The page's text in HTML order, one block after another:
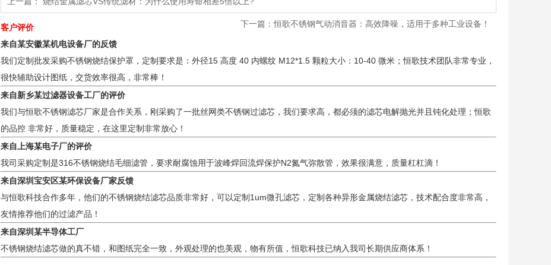
下一篇：恒歌不锈钢气动消音器：高效降噪，适用于多种工业设备！
客户评价
来自某安徽某机电设备厂的反馈
我们定制批发采购不锈钢烧结保护罩，定制要求是：外径15 高度 40 内螺纹 M12*1.5 颗粒大小：10-40 微米；恒歌技术团队非常专业，
很快辅助设计图纸，交货效率很高，非常棒！
来自新乡某过滤器设备工厂的评价
我们与恒歌不锈钢滤芯厂家是合作关系，刚采购了一批丝网类不锈钢过滤芯，我们要求高，都必须的滤芯电解抛光并且钝化处理；恒歌
的品控 非常好，质量稳定，在这里定制非常放心！
来自上海某电子厂的评价
我司采购定制是316不锈钢烧结毛细滤管，要求耐腐蚀用于波峰焊回流焊保护N2氮气弥散管，效果很满意，质量杠杠滴！
来自深圳宝安区某环保设备厂家反馈
与恒歌科技合作多年，他们的不锈钢烧结滤芯品质非常好，可以定制1um微孔滤芯，定制各种异形金属烧结滤芯，技术配合度非常高，
友情推荐他们的过滤产品！
来自深圳某半导体工厂
不锈钢烧结滤芯做的真不错，和图纸完全一致，外观处理的也美观，物有所值，恒歌科技已纳入我司长期供应商体系！